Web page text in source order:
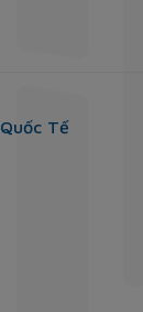
Tế